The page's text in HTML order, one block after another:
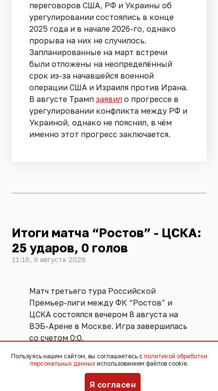
переговоров США, РФ и Украины об
урегулировании состоялись в конце
2025 года и в начале 2026-го, однако
прорыва на них не случилось.
Запланированные на март встречи
были отложены на неопределённый
срок из-за начавшейся военной
операции США и Израиля против Ирана.
В августе Трамп заявил о прогрессе в
урегулировании конфликта между РФ и
Украиной, однако не пояснил, в чём
именно этот прогресс заключается.
Итоги матча “Ростов” - ЦСКА:
25 ударов, 0 голов
11:16, 9 августа 2026
Матч третьего тура Российской
Премьер-лиги между ФК “Ростов” и
ЦСКА состоялся вечером 8 августа на
ВЭБ-Арене в Москве. Игра завершилась
со счетом 0:0.
Игра была практически равной. Обе
команды владели мячом одинаковое
количество времени. Суммарно игроки
Пользуясь нашим сайтом, вы соглашаетесь с политикой обработки
персональных данных использованием файлов cookie.
Я согласен